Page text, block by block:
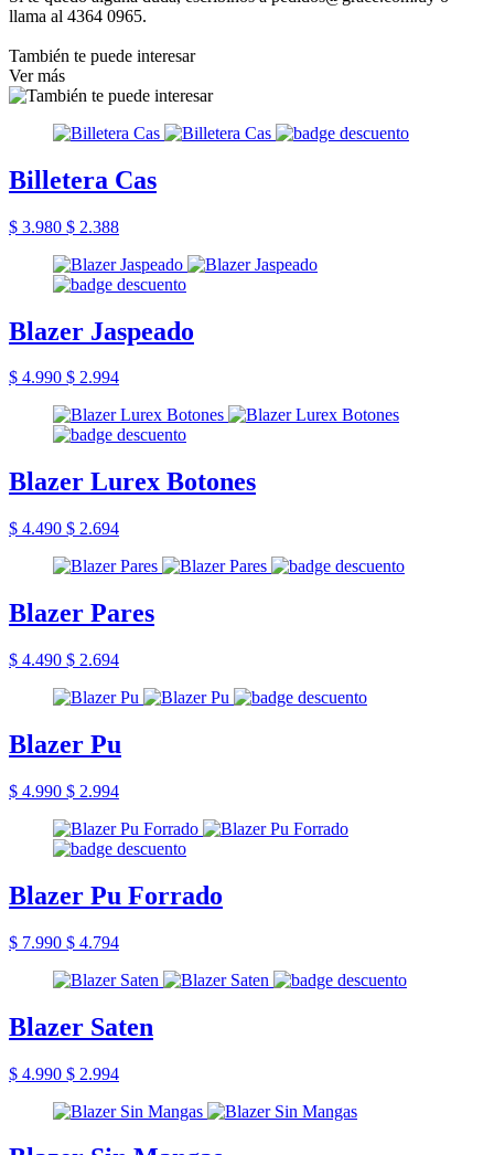
llama al 4364 0965.
También te puede interesar
Ver más
Billetera Cas
$ 3.980 $ 2.388
Blazer Jaspeado
$ 4.990 $ 2.994
Blazer Lurex Botones
$ 4.490 $ 2.694
Blazer Pares
$ 4.490 $ 2.694
Blazer Pu
$ 4.990 $ 2.994
Blazer Pu Forrado
$ 7.990 $ 4.794
Blazer Saten
$ 4.990 $ 2.994